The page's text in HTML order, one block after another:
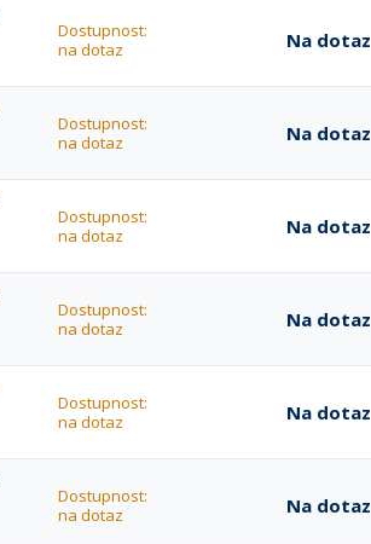
Dostupnost:
na dotaz
Na dotaz
Dostupnost:
na dotaz
Na dotaz
Dostupnost:
na dotaz
Na dotaz
Dostupnost:
na dotaz
Na dotaz
Dostupnost:
na dotaz
Na dotaz
Dostupnost:
na dotaz
Na dotaz